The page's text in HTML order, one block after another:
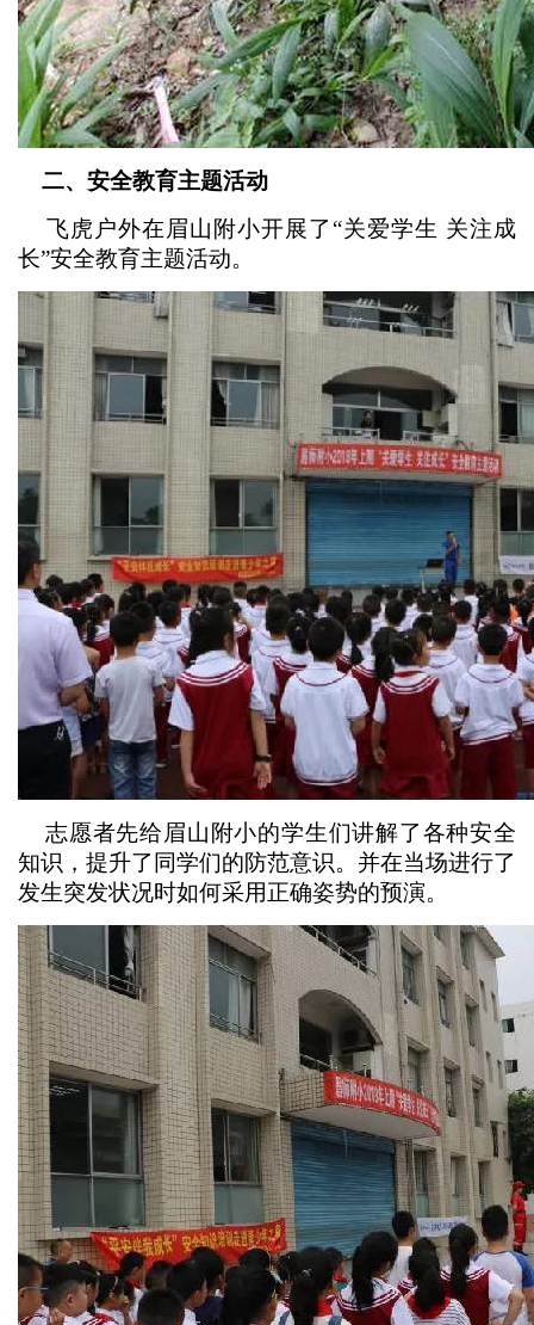
二、安全教育主题活动
飞虎户外在眉山附小开展了“关爱学生 关注成
长”安全教育主题活动。
志愿者先给眉山附小的学生们讲解了各种安全
知识，提升了同学们的防范意识。并在当场进行了
发生突发状况时如何采用正确姿势的预演。